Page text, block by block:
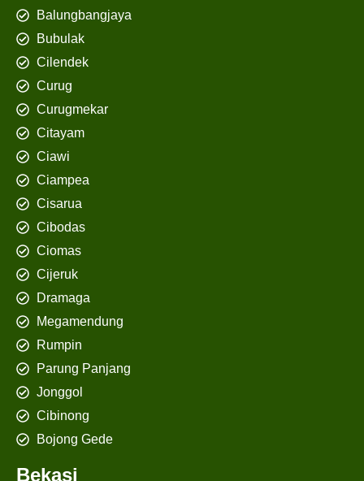
Balungbangjaya
Bubulak
Cilendek
Curug
Curugmekar
Citayam
Ciawi
Ciampea
Cisarua
Cibodas
Ciomas
Cijeruk
Dramaga
Megamendung
Rumpin
Parung Panjang
Jonggol
Cibinong
Bojong Gede
Bekasi